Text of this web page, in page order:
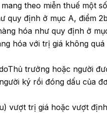
theo miễn thuế một
quy định ở mục A, điểm
hóa như quy định ở
hóa với trị giá không
trưởng hoặc người
ký rồi đóng dấu của
vượt trị giá hoặc vượt